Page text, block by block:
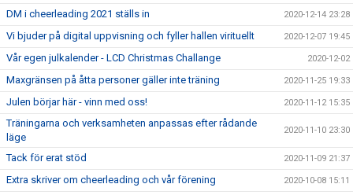
DM i cheerleading 2021 ställs in 2020-12-14 23:28
Vi bjuder på digital uppvisning och fyller hallen virituellt 2020-12-07 19:45
Vår egen julkalender - LCD Christmas Challange 2020-12-02
Maxgränsen på åtta personer gäller inte träning 2020-11-25 19:33
Julen börjar här - vinn med oss! 2020-11-12 15:35
Träningarna och verksamheten anpassas efter rådande
läge
2020-11-10 23:30
Tack för erat stöd 2020-11-09 21:37
Extra skriver om cheerleading och vår förening 2020-10-08 15:11